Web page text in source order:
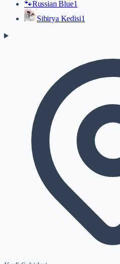
🐾Russian Blue1
Sibirya Kedisi1